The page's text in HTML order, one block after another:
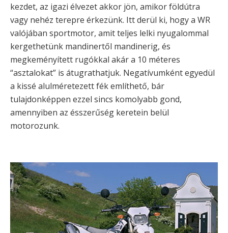
kezdet, az igazi élvezet akkor jön, amikor földútra
vagy nehéz terepre érkezünk. Itt derül ki, hogy a WR
valójában sportmotor, amit teljes lelki nyugalommal
kergethetünk mandinertől mandinerig, és
megkeményített rugókkal akár a 10 méteres
“asztalokat” is átugrathatjuk. Negatívumként egyedül
a kissé alulméretezett fék említhető, bár
tulajdonképpen ezzel sincs komolyabb gond,
amennyiben az ésszerűség keretein belül
motorozunk.